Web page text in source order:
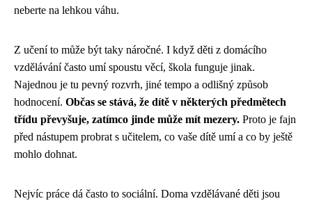
neberte na lehkou váhu.
Z učení to může být taky náročné. I když děti z domácího
vzdělávání často umí spoustu věcí, škola funguje jinak.
Najednou je tu pevný rozvrh, jiné tempo a odlišný způsob
hodnocení. Občas se stává, že dítě v některých předmětech
třídu převyšuje, zatímco jinde může mít mezery. Proto je fajn
před nástupem probrat s učitelem, co vaše dítě umí a co by ještě
mohlo dohnat.
Nejvíc práce dá často to sociální. Doma vzdělávané děti jsou